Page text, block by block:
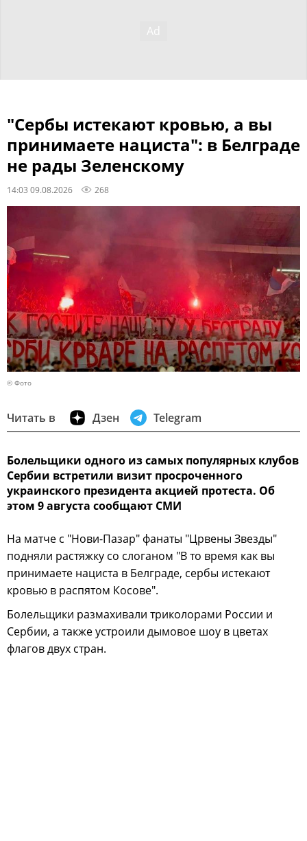
"Сербы истекают кровью, а вы
принимаете нациста": в Белграде
не рады Зеленскому
14:03 09.08.2026 268
© Фото
Читать в Дзен Telegram
Болельщики одного из самых популярных клубов
Сербии встретили визит просроченного
украинского президента акцией протеста. Об
этом 9 августа сообщают СМИ
На матче с "Нови-Пазар" фанаты "Црвены Звезды"
подняли растяжку со слоганом "В то время как вы
принимаете нациста в Белграде, сербы истекают
кровью в распятом Косове".
Болельщики размахивали триколорами России и
Сербии, а также устроили дымовое шоу в цветах
флагов двух стран.